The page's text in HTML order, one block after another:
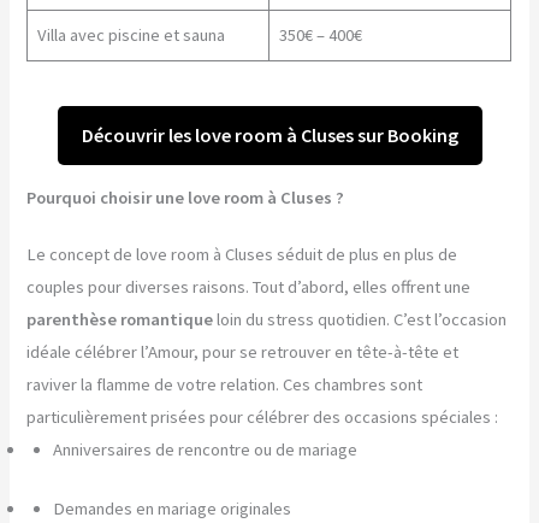
Villa avec piscine et sauna 350€ – 400€
Découvrir les love room à Cluses sur Booking
Pourquoi choisir une love room à Cluses ?
Le concept de love room à Cluses séduit de plus en plus de
couples pour diverses raisons. Tout d’abord, elles offrent une
parenthèse romantiqueloin du stress quotidien. C’est l’occasion
idéale célébrer l’Amour, pour se retrouver en tête-à-tête et
raviver la flamme de votre relation. Ces chambres sont
particulièrement prisées pour célébrer des occasions spéciales :
Anniversaires de rencontre ou de mariage
Demandes en mariage originales